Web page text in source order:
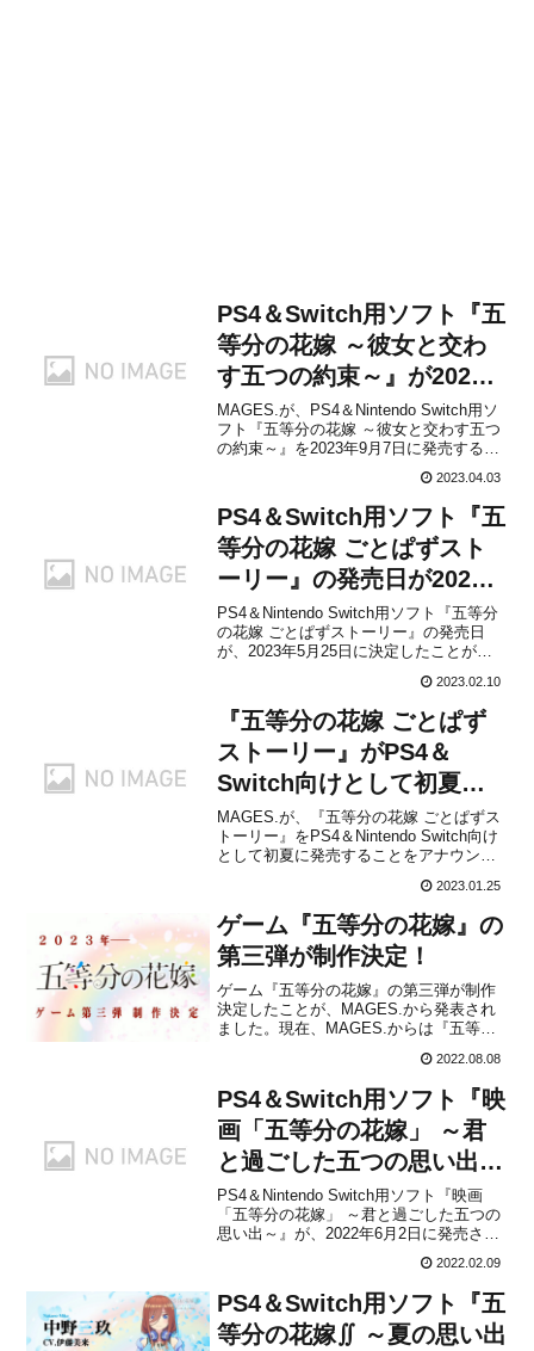
PS4＆Switch用ソフト『五
等分の花嫁 ～彼女と交わ
す五つの約束～』が2023
年9月7日に発売決定！
MAGES.が、PS4＆Nintendo Switch用ソ
フト『五等分の花嫁 ～彼女と交わす五つ
の約束～』を2023年9月7日に発売するこ
8,580円(税込)、ダウンロード版が8,580円
(税込)、限定版が12,980円(税込)、スペシ
ャルボッ...
2023.04.03
PS4＆Switch用ソフト『五
等分の花嫁 ごとぱずスト
ーリー』の発売日が2023
年5月25日に決定！
PS4＆Nintendo Switch用ソフト『五等分
の花嫁 ごとぱずストーリー』の発売日
が、2023年5月25日に決定したことがア
しました。本作は、『五等分の花嫁∬ ～
夏の思い出も五等分～』と『映画「五等
分の花嫁」～君と過ごした五つの思い出
～...
2023.02.10
『五等分の花嫁 ごとぱず
ストーリー』がPS4＆
Switch向けとして初夏に
発売決定！
MAGES.が、『五等分の花嫁 ごとぱずス
トーリー』をPS4＆Nintendo Switch向け
として初夏に発売することをアナウンス
10日より予約受付が開始される予定で
す。本作は、『五等分の花嫁∬ ～夏の思
い出も五等分～』と『映画「五等分...
2023.01.25
ゲーム『五等分の花嫁』の
第三弾が制作決定！
ゲーム『五等分の花嫁』の第三弾が制作
決定したことが、MAGES.から発表され
ました。現在、MAGES.からは『五等分
『映画「五等分の花嫁」～君と過ごした
五つの思い出～』がPS4＆Nintendo
Switch向けに発売されており、こちらに
ついて...
2022.08.08
PS4＆Switch用ソフト『映
画「五等分の花嫁」 ～君
と過ごした五つの思い出
～』が2022年6月2日に発
売決定！
PS4＆Nintendo Switch用ソフト『映画
「五等分の花嫁」 ～君と過ごした五つの
思い出～』が、2022年6月2日に発売され
ーマーズなどの通販サイトのリストで判
明しました。販売価格は通常版が8,580円
(税込...
2022.02.09
PS4＆Switch用ソフト『五
等分の花嫁∬ ～夏の思い出